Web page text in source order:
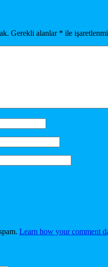
Gerekli alanlar * ile
Learn how your comment